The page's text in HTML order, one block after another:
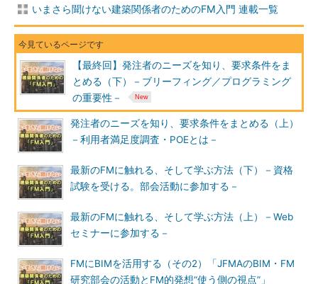
いまさら聞けない建築関係者のためのFM入門 連載一覧
【最終回】発注者のニーズを知り、要求条件をま
とめる（下）－ブリーフィング／プログラミング
の重要性－
発注者のニーズを知り、要求条件をまとめる（上）
－利用者満足度調査・POEとは－
最新のFMに触れる、そして学ぶ方法（下）－資格
試験を受ける。部会活動に参加する－
最新のFMに触れる、そして学ぶ方法（上）－Web
セミナーに参加する－
FMにBIMを活用する（その2）「JFMAのBIM・FM
研究部会の活動とFM的発想“使う側の視点”」